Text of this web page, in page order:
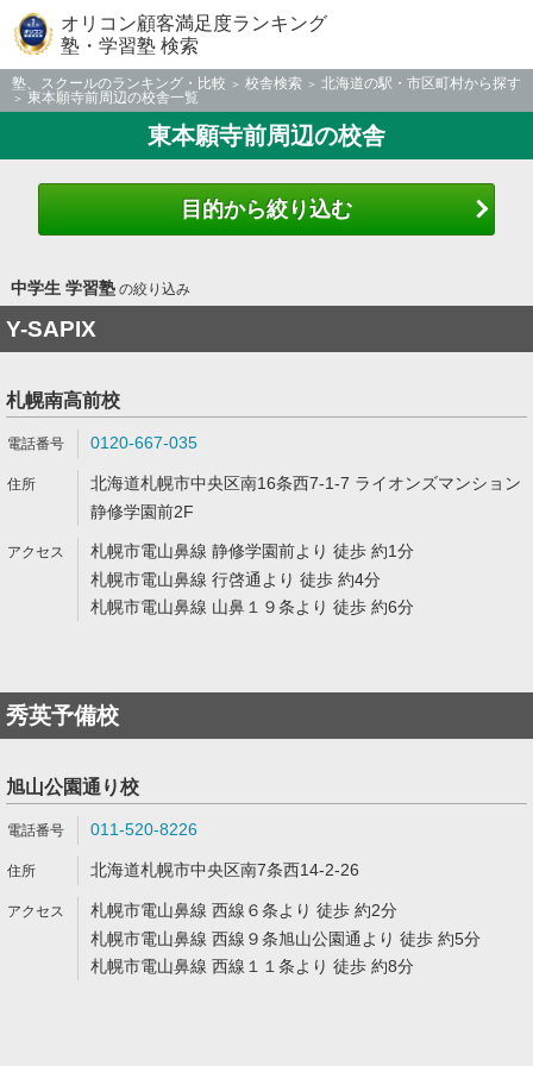
オリコン顧客満足度ランキング
塾・学習塾 検索
塾、スクールのランキング・比較 校舎検索
北海道の駅・市区町村から探す
東本願寺前周辺の校舎一覧
東本願寺前周辺の校舎
目的から絞り込む
中学生 学習塾の絞り込み
Y-SAPIX
札幌南高前校
0120-667-035
北海道札幌市中央区南16条西7-1-7 ライオンズマンション
静修学園前2F
札幌市電山鼻線 静修学園前より 徒歩 約1分
札幌市電山鼻線 行啓通より 徒歩 約4分
札幌市電山鼻線 山鼻１９条より 徒歩 約6分
秀英予備校
旭山公園通り校
011-520-8226
北海道札幌市中央区南7条西14-2-26
札幌市電山鼻線 西線６条より 徒歩 約2分
札幌市電山鼻線 西線９条旭山公園通より 徒歩 約5分
札幌市電山鼻線 西線１１条より 徒歩 約8分